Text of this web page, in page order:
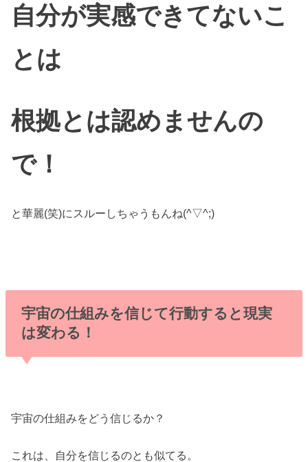
自分が実感できてないこ
とは
根拠とは認めませんの
で！
と華麗(笑)にスルーしちゃうもんね(^▽^;)
宇宙の仕組みを信じて行動すると現実
は変わる！
宇宙の仕組みをどう信じるか？
これは、自分を信じるのとも似てる。